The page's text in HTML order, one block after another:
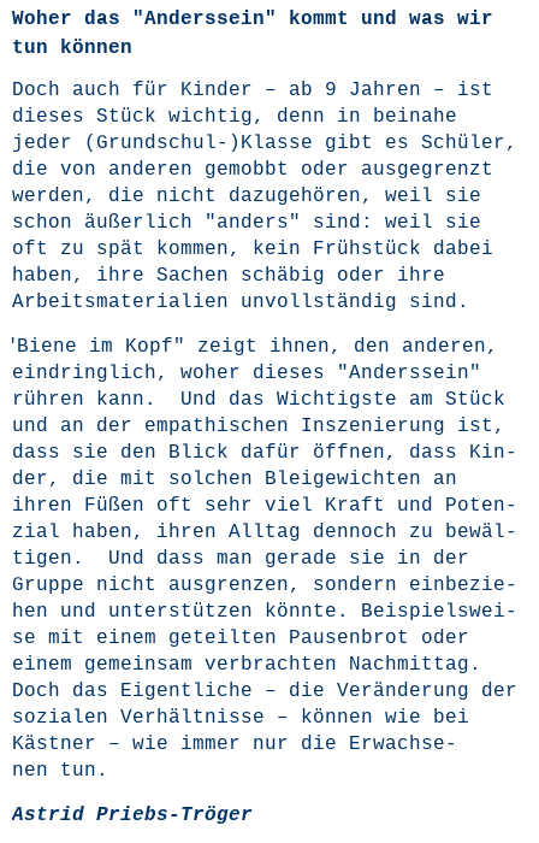
Woher das "Anderssein" kommt und was wir
tun können
Doch auch für Kin­der – ab 9 Jah­ren – ist
die­ses Stück wich­tig, denn in bei­na­he
jeder (Grundschul-)Klasse gibt es Schü­ler,
die von ande­ren gemobbt oder aus­ge­grenzt
wer­den, die nicht dazu­ge­hö­ren, weil sie
schon äußer­lich "anders" sind: weil sie
oft zu spät kom­men, kein Früh­stück dabei
haben, ihre Sachen schä­big oder ihre
Arbeits­ma­te­ria­li­en unvoll­stän­dig sind.
"Bie­ne im Kopf" zeigt ihnen, den ande­ren,
ein­dring­lich, woher die­ses "Anders­sein"
rüh­ren kann. Und das Wich­tigs­te am Stück
und an der empa­thi­schen Insze­nie­rung ist,
dass sie den Blick dafür öff­nen, dass Kin­
der, die mit sol­chen Blei­ge­wich­ten an
ihren Füßen oft sehr viel Kraft und Poten­
zi­al haben, ihren All­tag den­noch zu bewäl­
ti­gen. Und dass man gera­de sie in der
Grup­pe nicht aus­gren­zen, son­dern ein­be­zie­
hen und unter­stüt­zen könn­te. Bei­spiels­wei­
se mit einem geteil­ten Pau­sen­brot oder
einem gemein­sam ver­brach­ten Nach­mit­tag.
Doch das Eigent­li­che – die Ver­än­de­rung der
sozia­len Ver­hält­nis­se – kön­nen wie bei
Käst­ner – wie immer nur die Erwach­se­
nen tun.
Astrid Priebs-Trö­ger